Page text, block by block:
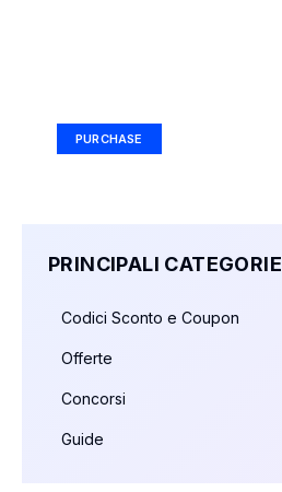
PURCHASE
PRINCIPALI CATEGORIE
Codici Sconto e Coupon
Offerte
Concorsi
Guide